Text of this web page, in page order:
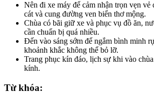
Nên đi xe máy để cảm nhận trọn vẹn vẻ
cát và cung đường ven biển thơ mộng.
Chùa có bãi giữ xe và phục vụ đồ ăn,
cần chuẩn bị quá nhiều.
Đến vào sáng sớm để ngắm bình minh
khoảnh khắc không thể bỏ lỡ.
Trang phục kín đáo, lịch sự khi vào
kính.
Từ khóa: